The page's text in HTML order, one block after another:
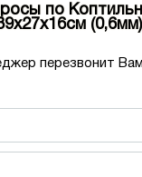
по
перезвонит